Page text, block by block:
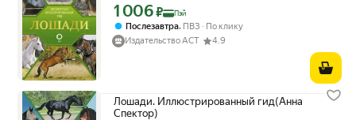
Цена с картой Яндекс Пэй 1006 ₽ вместо
1 006₽ Пэй
Послезавтра, ПВЗ
По клику
Издательство АСТ
4.9
Лошади. Иллюстрированный гид(Анна
Спектор)